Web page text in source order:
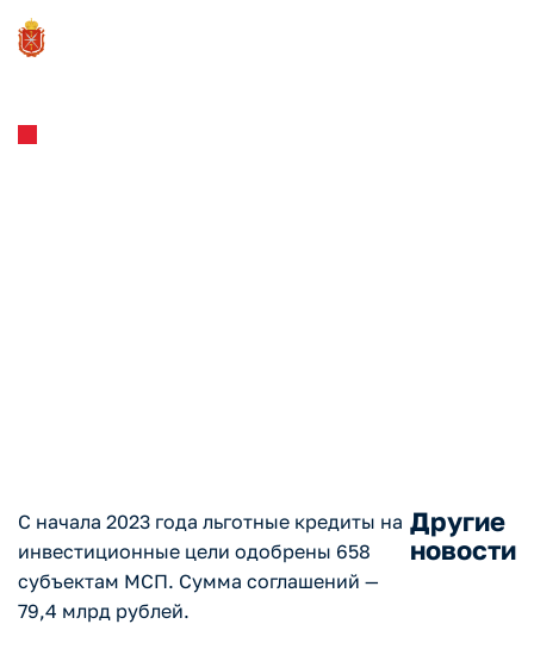
С начала 2023 года льготные кредиты на
инвестиционные цели одобрены 658
субъектам МСП. Сумма соглашений —
79,4 млрд рублей.
Другие
новости